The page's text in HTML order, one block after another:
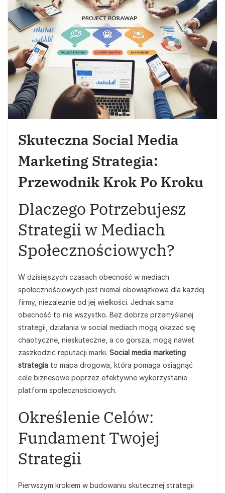
Skuteczna Social Media
Marketing Strategia:
Przewodnik Krok Po Kroku
Dlaczego Potrzebujesz
Strategii w Mediach
Społecznościowych?
W dzisiejszych czasach obecność w mediach
społecznościowych jest niemal obowiązkowa dla każdej
firmy, niezależnie od jej wielkości. Jednak sama
obecność to nie wszystko. Bez dobrze przemyślanej
strategii, działania w social mediach mogą okazać się
chaotyczne, nieskuteczne, a co gorsza, mogą nawet
zaszkodzić reputacji marki. Social media marketing
strategia to mapa drogowa, która pomaga osiągnąć
cele biznesowe poprzez efektywne wykorzystanie
platform społecznościowych.
Określenie Celów:
Fundament Twojej
Strategii
Pierwszym krokiem w budowaniu skutecznej strategii